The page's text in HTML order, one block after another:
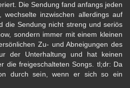
Die Sendung fand anfangs jeden
inzwischen allerdings auf
die Sendung nicht streng und seriös
sondern immer mit einem kleinen
Zu- und Abneigungen des
der Unterhaltung und hat keinen
die freigeschalteten Songs. tl;dr: Da
durch sein, wenn er sich so ein